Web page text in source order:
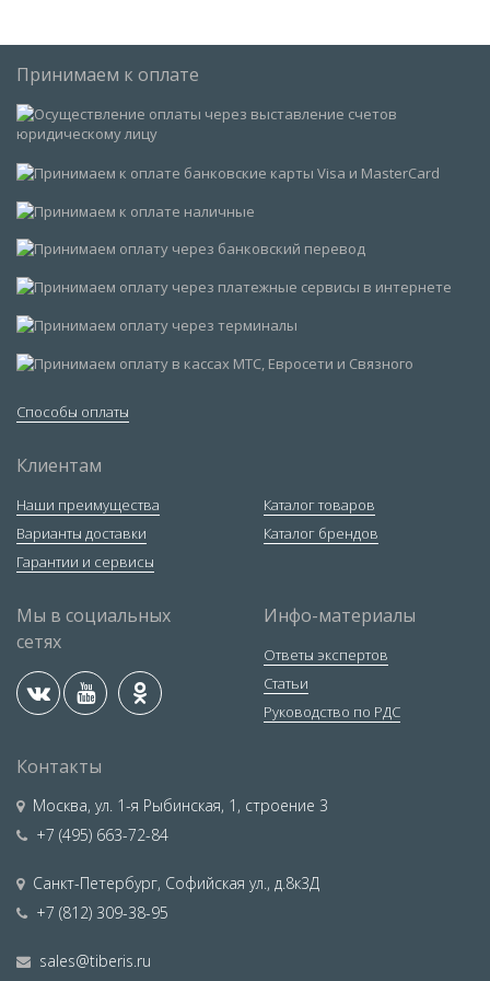
Принимаем к оплате
Способы оплаты
Клиентам
Наши преимущества
Варианты доставки
Гарантии и сервисы
Каталог товаров
Каталог брендов
Мы в социальных
сетях
Инфо-материалы
Ответы экспертов
Статьи
Руководство по РДС
Контакты
Москва, ул. 1-я Рыбинская, 1, строение 3
+7 (495) 663-72-84
Санкт-Петербург, Софийская ул., д.8к3Д
+7 (812) 309-38-95
sales@tiberis.ru